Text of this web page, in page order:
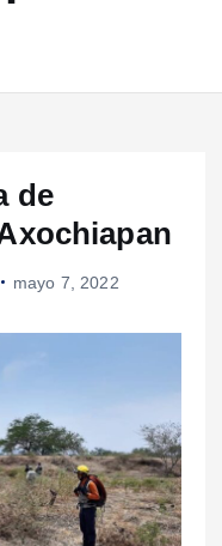
de
mayo 7, 2022